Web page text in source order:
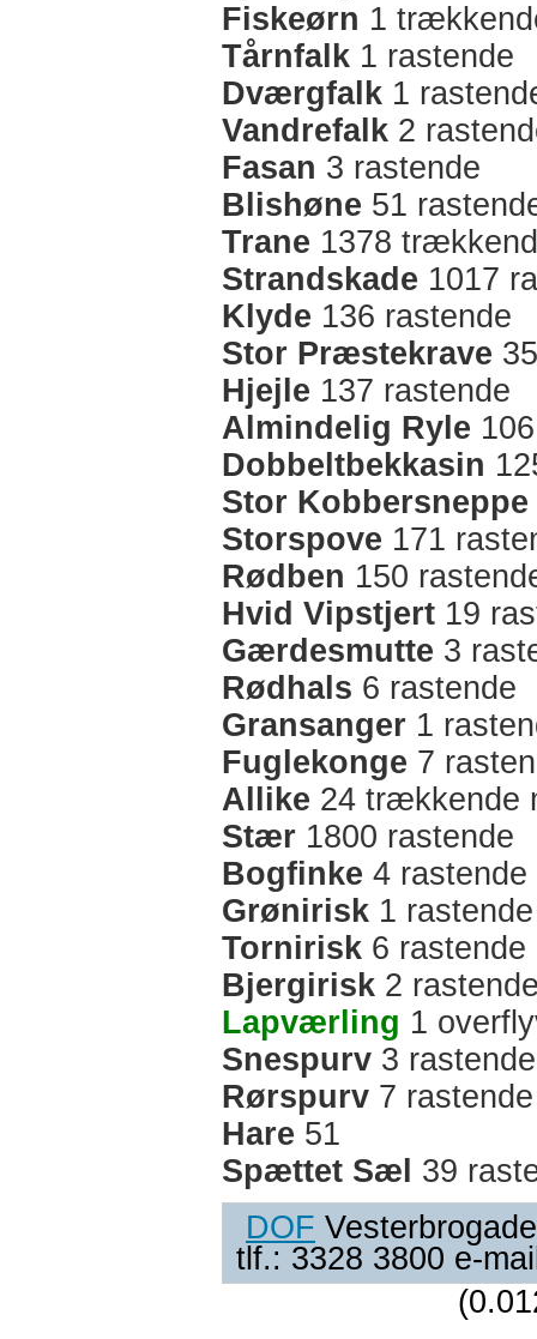
Fiskeørn 1
Tårnfalk 1 rastende
Dværgfalk 1
Vandrefalk 2
Fasan 3 rastende
Blishøne 51
Trane 1378
Strandskade 1017
Klyde 136 rastende
Stor Præstekrave
Hjejle 137 rastende
Almindelig Ryle
Dobbeltbekkasin
Stor Kobbersneppe
Storspove 171
Rødben 150
Hvid Vipstjert 19
Gærdesmutte 3
Rødhals 6 rastende
Gransanger 1
Fuglekonge 7
Allike 24 trækkende
Stær 1800 rastende
Bogfinke 4 rastende
Grønirisk 1 rastende
Tornirisk 6 rastende
Bjergirisk 2
Lapværling 1
Snespurv 3 rastende
Rørspurv 7 rastende
Hare 51
Spættet Sæl 39
DOF
tlf.: 3328 3800 e-